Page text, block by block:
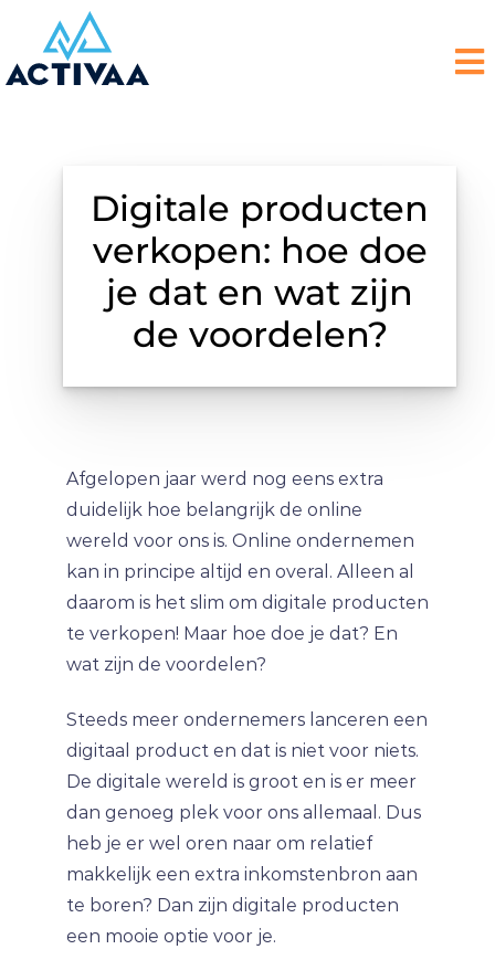
Digitale producten
verkopen: hoe doe
je dat en wat zijn
de voordelen?
Afgelopen jaar werd nog eens extra
duidelijk hoe belangrijk de online
wereld voor ons is. Online ondernemen
kan in principe altijd en overal. Alleen al
daarom is het slim om digitale producten
te verkopen! Maar hoe doe je dat? En
wat zijn de voordelen?
Steeds meer ondernemers lanceren een
digitaal product en dat is niet voor niets.
De digitale wereld is groot en is er meer
dan genoeg plek voor ons allemaal. Dus
heb je er wel oren naar om relatief
makkelijk een extra inkomstenbron aan
te boren? Dan zijn digitale producten
een mooie optie voor je.